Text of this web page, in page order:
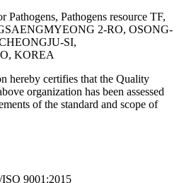
Pathogens resource TF,
2-RO, OSONG-
SI,
KOREA
hereby certifies that the Quality
organization has been assessed
of the standard and scope of
9001:2015